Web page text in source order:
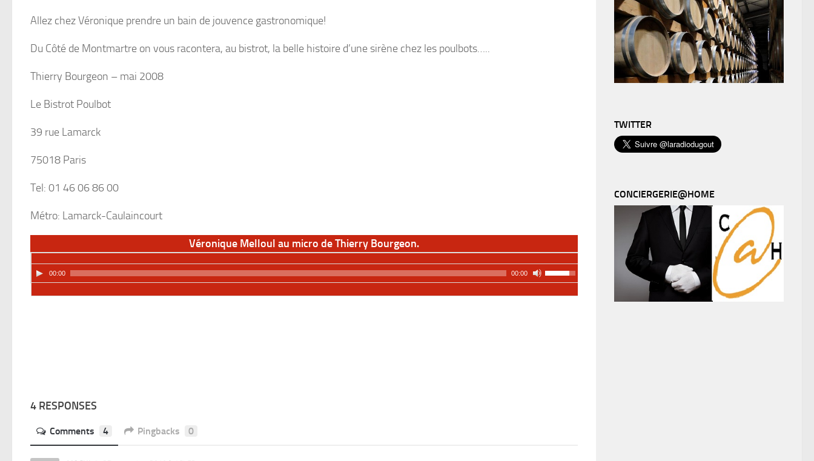
Allez chez Véronique prendre un bain de jouvence gastronomique!
Du Côté de Montmartre on vous racontera, au bistrot, la belle histoire d’une sirène chez les poulbots…..
Thierry Bourgeon – mai 2008
Le Bistrot Poulbot
39 rue Lamarck
75018 Paris
Tel: 01 46 06 86 00
Métro: Lamarck-Caulaincourt
Véronique Melloul au micro de Thierry Bourgeon.
00:00 00:00
4 RESPONSES
Comments 4 Pingbacks 0
TWITTER
CONCIERGERIE@HOME